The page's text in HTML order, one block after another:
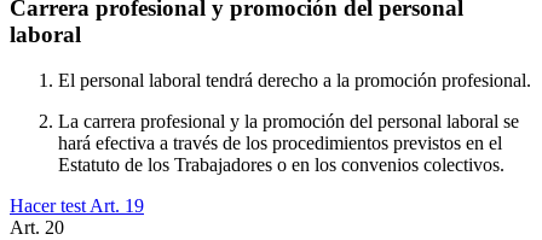
Carrera profesional y promoción del personal
laboral
El personal laboral tendrá derecho a la promoción profesional.
La carrera profesional y la promoción del personal laboral se
hará efectiva a través de los procedimientos previstos en el
Estatuto de los Trabajadores o en los convenios colectivos.
Hacer test Art. 19
Art. 20